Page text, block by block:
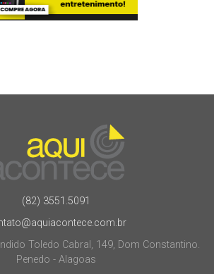
(82) 3551.5091
Toledo Cabral, 149, Dom Constantino.
Penedo - Alagoas